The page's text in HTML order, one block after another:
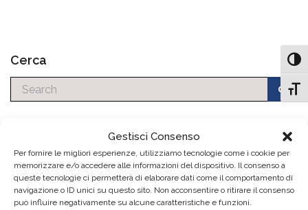
Gestisci Consenso
Per fornire le migliori esperienze, utilizziamo tecnologie come i cookie per
memorizzare e/o accedere alle informazioni del dispositivo. Il consenso a
queste tecnologie ci permetterà di elaborare dati come il comportamento di
navigazione o ID unici su questo sito. Non acconsentire o ritirare il consenso
può influire negativamente su alcune caratteristiche e funzioni.
Cerca
Cerca
E’ disponibile il nuovo numero del magazine
“Insiem con l’Anmic”
ANMIC COMO: pausa estiva Sede di Como